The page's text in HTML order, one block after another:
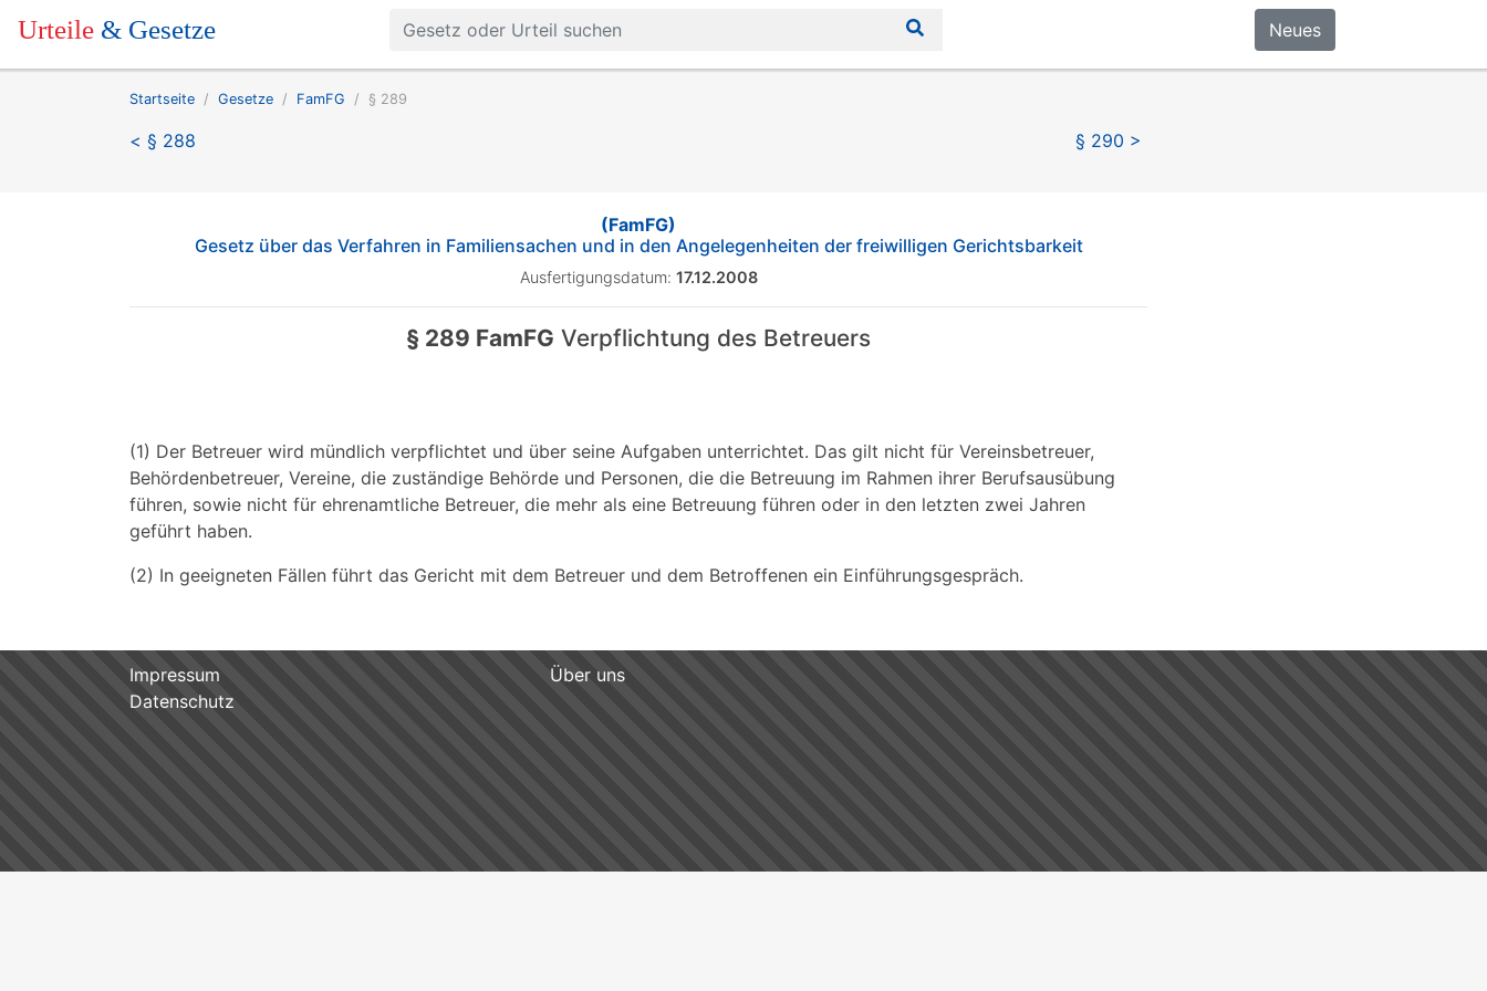
Urteile & Gesetze Neues
Startseite Gesetze FamFG § 289
< § 288 § 290 >
(FamFG)
Gesetz über das Verfahren in Familiensachen und in den Angelegenheiten der freiwilligen Gerichtsbarkeit
Ausfertigungsdatum: 17.12.2008
§ 289 FamFG Verpflichtung des Betreuers
(1) Der Betreuer wird mündlich verpflichtet und über seine Aufgaben unterrichtet. Das gilt nicht für Vereinsbetreuer,
Behördenbetreuer, Vereine, die zuständige Behörde und Personen, die die Betreuung im Rahmen ihrer Berufsausübung
führen, sowie nicht für ehrenamtliche Betreuer, die mehr als eine Betreuung führen oder in den letzten zwei Jahren
geführt haben.
(2) In geeigneten Fällen führt das Gericht mit dem Betreuer und dem Betroffenen ein Einführungsgespräch.
Impressum
Über uns
Datenschutz